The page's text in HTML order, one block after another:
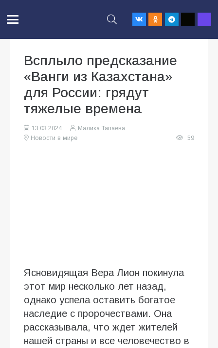
Всплыло предсказание
«Ванги из Казахстана»
для России: грядут
тяжелые времена
13.03.2024
Малика Тапаева
Новости в мире
59
Ясновидящая Вера Лион покинула
этот мир несколько лет назад,
однако успела оставить богатое
наследие с пророчествами. Она
рассказывала, что ждет жителей
нашей страны и все человечество в